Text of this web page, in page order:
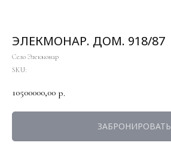
ЭЛЕКМОНАР. ДОМ. 918/87
Село Элекмонар
SKU:
10500000,00 р.
ЗАБРОНИРОВАТЬ